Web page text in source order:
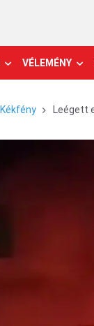
VÉLEMÉNY
Kékfény Leégett